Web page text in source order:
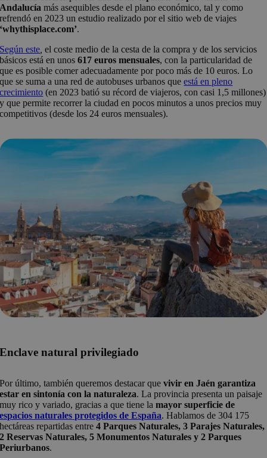
Andalucía más asequibles desde el plano económico, tal y como
refrendó en 2023 un estudio realizado por el sitio web de viajes
‘whythisplace.com’.
Según este ,el coste medio de la cesta de la compra y de los servicios
básicos está en unos617 euros mensuales, con la particularidad de
que es posible comer adecuadamente por poco más de 10 euros. Lo
que se suma a una red de autobuses urbanos queestá en pleno
crecimiento (en 2023 batió su récord de viajeros, con casi 1,5 millones)
y que permite recorrer la ciudad en pocos minutos a unos precios muy
competitivos (desde los 24 euros mensuales).
Enclave natural privilegiado
Por último, también queremos destacar quevivir en Jaén garantiza
estar en sintonía con la naturaleza. La provincia presenta un paisaje
muy rico y variado, gracias a que tiene lamayor superficie de
espacios naturales protegidos de España. Hablamos de 304 175
hectáreas repartidas entre4 Parques Naturales, 3 Parajes Naturales,
2 Reservas Naturales, 5 Monumentos Naturales y 2 Parques
Periurbanos.